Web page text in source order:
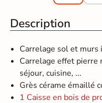
Description
Carrelage sol et
Carrelage effet pierre
séjour, cuisine, ...
Grès cérame émaillé
1 Caisse en bois de